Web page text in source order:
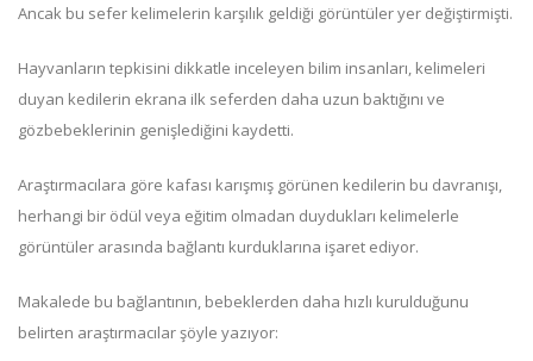
Ancak bu sefer kelimelerin karşılık geldiği görüntüler yer değiştirmişti.
Hayvanların tepkisini dikkatle inceleyen bilim insanları, kelimeleri
duyan kedilerin ekrana ilk seferden daha uzun baktığını ve
gözbebeklerinin genişlediğini kaydetti.
Araştırmacılara göre kafası karışmış görünen kedilerin bu davranışı,
herhangi bir ödül veya eğitim olmadan duydukları kelimelerle
görüntüler arasında bağlantı kurduklarına işaret ediyor.
Makalede bu bağlantının, bebeklerden daha hızlı kurulduğunu
belirten araştırmacılar şöyle yazıyor: